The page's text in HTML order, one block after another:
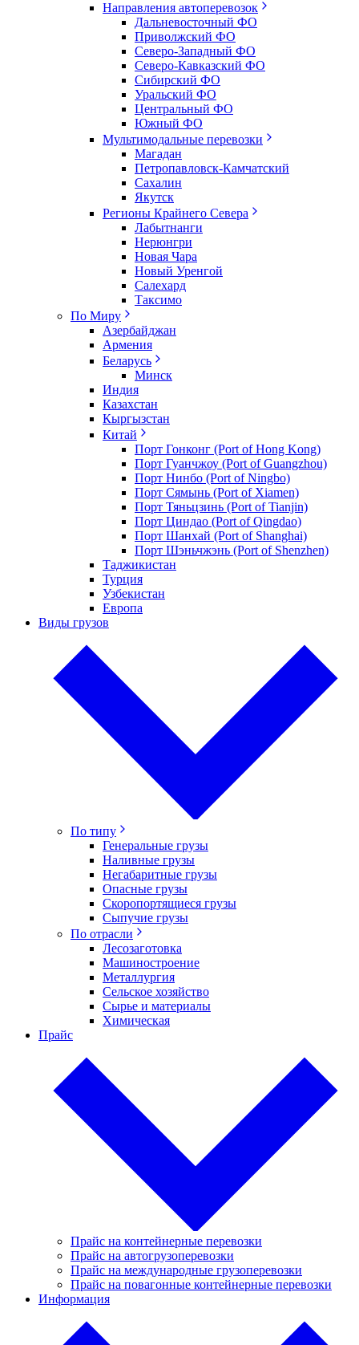
Направления автоперевозок
Дальневосточный ФО
Приволжский ФО
Северо-Западный ФО
Северо-Кавказский ФО
Сибирский ФО
Уральский ФО
Центральный ФО
Южный ФО
Мультимодальные перевозки
Магадан
Петропавловск-Камчатский
Сахалин
Якутск
Регионы Крайнего Севера
Лабытнанги
Нерюнгри
Новая Чара
Новый Уренгой
Салехард
Таксимо
По Миру
Азербайджан
Армения
Беларусь
Минск
Индия
Казахстан
Кыргызстан
Китай
Порт Гонконг (Port of Hong Kong)
Порт Гуанчжоу (Port of Guangzhou)
Порт Нинбо (Port of Ningbo)
Порт Сямынь (Port of Xiamen)
Порт Тяньцзинь (Port of Tianjin)
Порт Циндао (Port of Qingdao)
Порт Шанхай (Port of Shanghai)
Порт Шэньчжэнь (Port of Shenzhen)
Таджикистан
Турция
Узбекистан
Европа
Виды грузов
По типу
Генеральные грузы
Наливные грузы
Негабаритные грузы
Опасные грузы
Скоропортящиеся грузы
Сыпучие грузы
По отрасли
Лесозаготовка
Машиностроение
Металлургия
Сельское хозяйство
Сырье и материалы
Химическая
Прайс
Прайс на контейнерные перевозки
Прайс на автогрузоперевозки
Прайс на международные грузоперевозки
Прайс на повагонные контейнерные перевозки
Информация